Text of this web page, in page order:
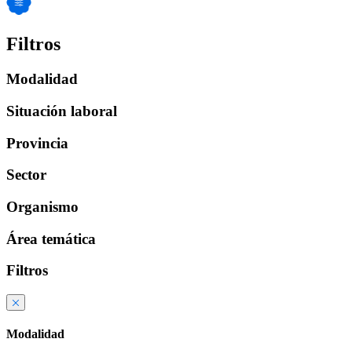
Filtros
Modalidad
Situación laboral
Provincia
Sector
Organismo
Área temática
Filtros
Modalidad